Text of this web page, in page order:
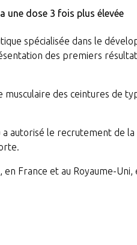
une dose 3 fois plus élevée
spécialisée dans le
des premiers
des ceintures de
autorisé le recrutement de la
France et au Royaume-Uni,